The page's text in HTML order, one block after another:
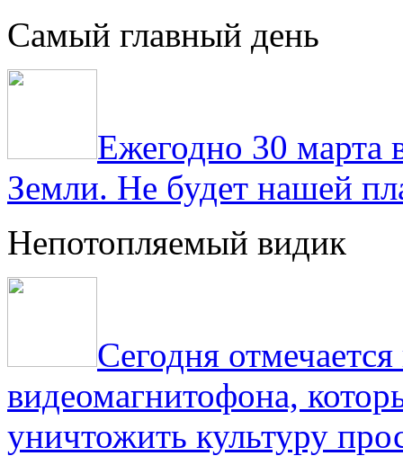
Самый главный день
Ежегодно 30 марта
Земли. Не будет нашей
Непотопляемый видик
Сегодня
видеомагнитофона,
уничтожить культуру